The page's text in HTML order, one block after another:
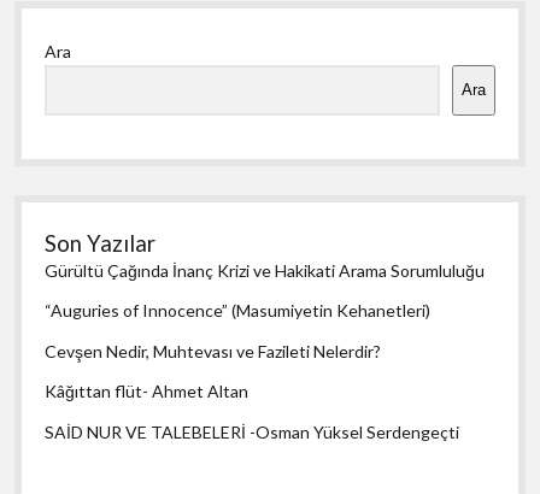
Yan
Menü
Ara
Ara
Son Yazılar
Gürültü Çağında İnanç Krizi ve Hakikati Arama Sorumluluğu
“Auguries of Innocence” (Masumiyetin Kehanetleri)
Cevşen Nedir, Muhtevası ve Fazileti Nelerdir?
Kâğıttan flüt- Ahmet Altan
SAİD NUR VE TALEBELERİ -Osman Yüksel Serdengeçti